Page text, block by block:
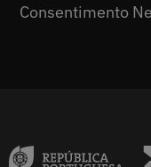
Consentimento